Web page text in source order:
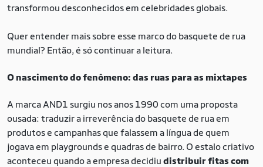
transformou desconhecidos em celebridades globais.
Quer entender mais sobre esse marco do basquete de rua
mundial? Então, é só continuar a leitura.
O nascimento do fenômeno: das ruas para as mixtapes
A marca AND1 surgiu nos anos 1990 com uma proposta
ousada: traduzir a irreverência do basquete de rua em
produtos e campanhas que falassem a língua de quem
jogava em playgrounds e quadras de bairro. O estalo criativo
aconteceu quando a empresa decidiu distribuir fitas com